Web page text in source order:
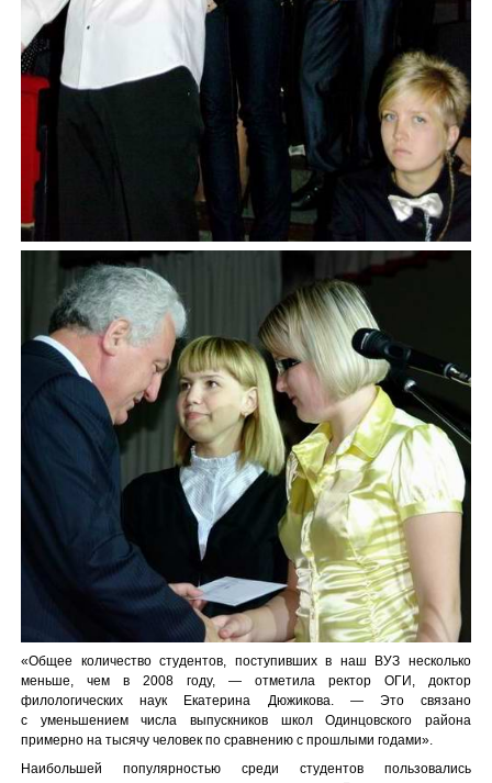
«Общее количество студентов, поступивших в наш ВУЗ несколько
меньше, чем в 2008 году, — отметила ректор ОГИ, доктор
филологических наук Екатерина Дюжикова. — Это связано
с уменьшением числа выпускников школ Одинцовского района
примерно на тысячу человек по сравнению с прошлыми годами».
Наибольшей популярностью среди студентов пользовались